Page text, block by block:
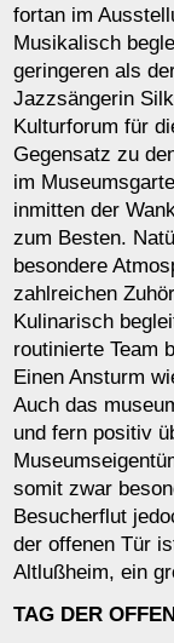
fortan im
Musikalisch
geringeren als
Jazzsängerin
Kulturforum für
Gegensatz zu
im
inmitten der
zum Besten.
besondere
zahlreichen
Kulinarisch
routinierte Team
Einen Ansturm
Auch das
und fern positiv
somit zwar
Besucherflut
der offenen Tür
Altlußheim, ein
TAG DER